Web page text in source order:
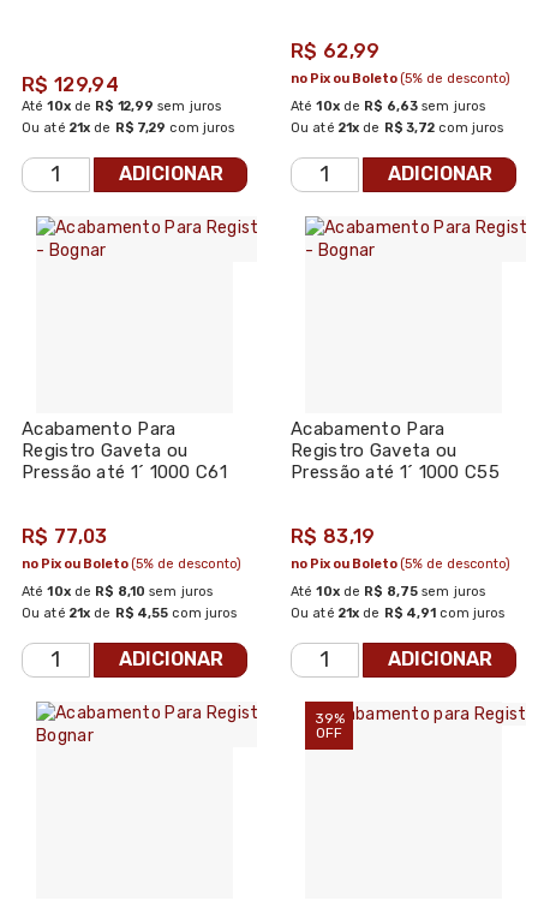
R$ 129,94
Até10xde R$ 12,99 sem juros
Ou até 21x de R$ 7,29 com juros
ADICIONAR
R$ 62,99
Até10xde R$ 6,63 sem juros
Ou até 21x de R$ 3,72 com juros
no Pix ou Boleto(5% de desconto)
ADICIONAR
Acabamento Para
Registro Gaveta ou
Pressão até 1´ 1000 C61
R$ 77,03
Até10xde R$ 8,10 sem juros
Ou até 21x de R$ 4,55 com juros
no Pix ou Boleto(5% de desconto)
ADICIONAR
Acabamento Para
Registro Gaveta ou
Pressão até 1´ 1000 C55
R$ 83,19
Até10xde R$ 8,75 sem juros
Ou até 21x de R$ 4,91 com juros
no Pix ou Boleto(5% de desconto)
ADICIONAR
39%
OFF